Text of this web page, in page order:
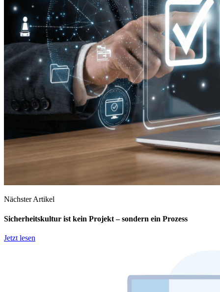
Nächster Artikel
Sicherheitskultur ist kein Projekt – sondern ein Prozess
Jetzt lesen